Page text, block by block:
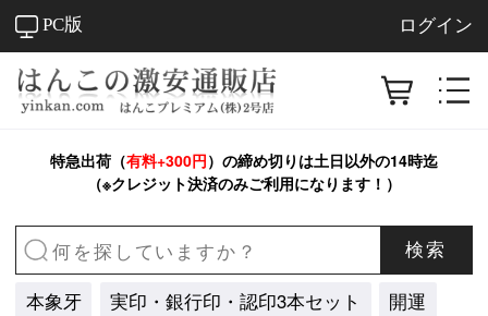
PC版 ログイン
特急出荷（有料+300円）の締め切りは土日以外の14時迄
（※クレジット決済のみご利用になります！）
検索
本象牙 実印・銀行印・認印3本セット
開運